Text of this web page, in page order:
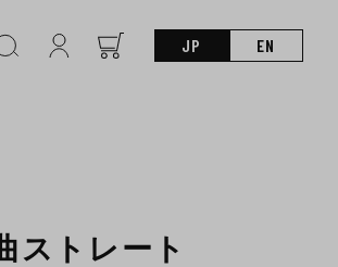
JP EN
ストレート